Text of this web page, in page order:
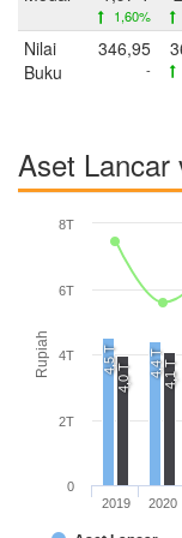
1,60%
Nilai
Buku
346,95
-
Aset Lancar
Rupiah 4,5 T 4,4 T
4,0 T 4,1 T
2019 2020
0
2T
4T
6T
8T